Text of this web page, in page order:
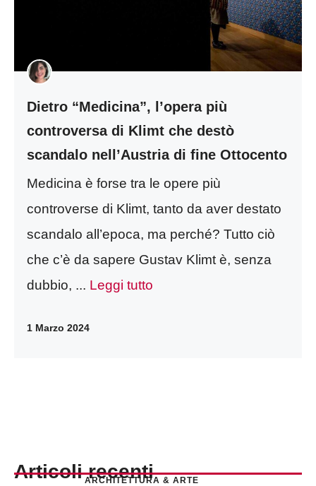
Dietro “Medicina”, l’opera più
controversa di Klimt che destò
scandalo nell’Austria di fine Ottocento
Medicina è forse tra le opere più
controverse di Klimt, tanto da aver destato
scandalo all’epoca, ma perché? Tutto ciò
che c’è da sapere Gustav Klimt è, senza
dubbio, ... Leggi tutto
1 Marzo 2024
Articoli recenti
ARCHITETTURA & ARTE